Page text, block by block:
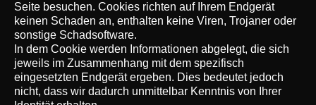
Seite besuchen. Cookies richten auf Ihrem Endgerät
keinen Schaden an, enthalten keine Viren, Trojaner oder
sonstige Schadsoftware.
In dem Cookie werden Informationen abgelegt, die sich
jeweils im Zusammenhang mit dem spezifisch
eingesetzten Endgerät ergeben. Dies bedeutet jedoch
nicht, dass wir dadurch unmittelbar Kenntnis von Ihrer